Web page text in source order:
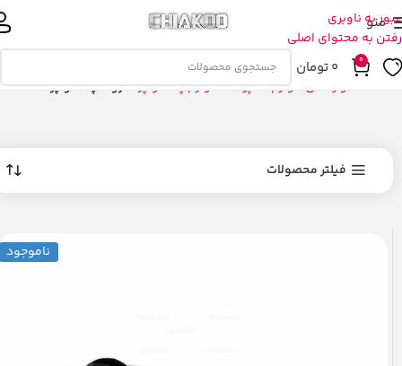
عبور به ناوبری
رفتن به محتوای اصلی
منو
0
0تومان
خانه و زندگی لوازم آشپزخانه لوازم پخت و پز ظروف پخت و پز
فیلتر محصولات
ناموجود